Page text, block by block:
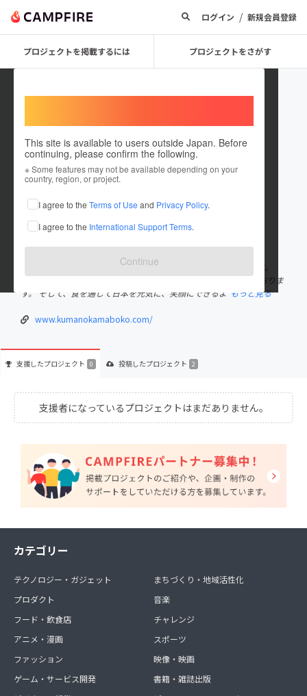
ログイン / 新規会員登録
プロジェクトを掲載するには プロジェクトをさがす
This site is available to users outside Japan. Before
continuing, please confirm the following.
※ Some features may not be available depending on your
country, region, or project.
I agree to the Terms of Use and Privacy Policy.
I agree to the International Support Terms.
Continue
KUMANO_KAMABOCO
これまでに2件のプロジェクトを投稿しています
在住国：日本 現在地：香川県
出身国：日本 出身地：香川県
私たち熊野かまぼこ店は香川で創業60年、3代続くかまぼこ店です。
日々かまぼこを通して日本の食文化を未来につなげる活動をしておりま
す。 そして、食を通して日本を元気に、笑顔にできるよ もっと見る
www.kumanokamaboko.com/
支援したプロジェクト 0 投稿したプロジェクト 2
支援者になっているプロジェクトはまだありません。
カテゴリー
テクノロジー・ガジェット
プロダクト
フード・飲食店
アニメ・漫画
ファッション
ゲーム・サービス開発
まちづくり・地域活性化
音楽
チャレンジ
スポーツ
映像・映画
書籍・雑誌出版